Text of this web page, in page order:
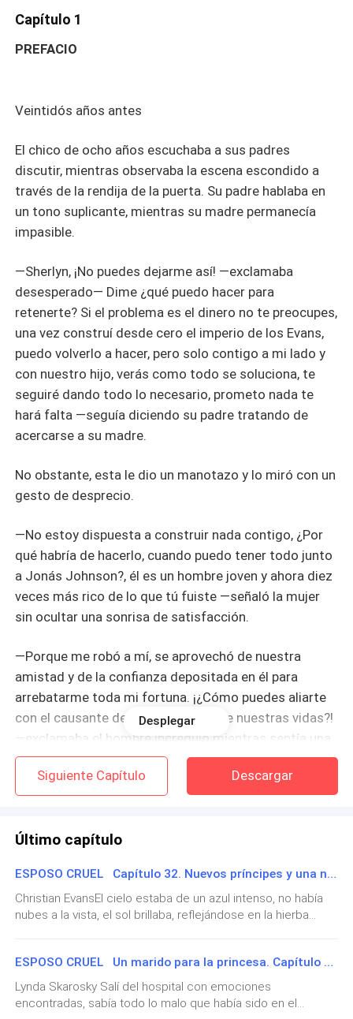
soportar situaciones de discusiones o escenas de este
Capítulo 1
PREFACIO
Veintidós años antes
El chico de ocho años escuchaba a sus padres
discutir, mientras observaba la escena escondido a
través de la rendija de la puerta. Su padre hablaba en
un tono suplicante, mientras su madre permanecía
impasible.
—Sherlyn, ¡No puedes dejarme así! —exclamaba
desesperado— Dime ¿qué puedo hacer para
retenerte? Si el problema es el dinero no te preocupes,
una vez construí desde cero el imperio de los Evans,
puedo volverlo a hacer, pero solo contigo a mi lado y
con nuestro hijo, verás como todo se soluciona, te
seguiré dando todo lo necesario, prometo nada te
hará falta —seguía diciendo su padre tratando de
acercarse a su madre.
No obstante, esta le dio un manotazo y lo miró con un
gesto de desprecio.
—No estoy dispuesta a construir nada contigo, ¿Por
qué habría de hacerlo, cuando puedo tener todo junto
a Jonás Johnson?, él es un hombre joven y ahora diez
veces más rico de lo que tú fuiste —señaló la mujer
sin ocultar una sonrisa de satisfacción.
—Porque me robó a mí, se aprovechó de nuestra
amistad y de la confianza depositada en él para
arrebatarme toda mi fortuna. ¡¿Cómo puedes aliarte
con el causante de la destrucción de nuestras vidas?!
—exclamaba el hombre incrédulo mientras sentía una
profunda tristeza, al darse cuenta de la naturaleza
egoísta e interesada de su esposa.
ofreciendo un futuro prometedor, en cambio a tu lado
eso no me resulta para nada atractivo —pronunció la
mujer alzando el mentón de manera desafiante, para
luego girarse y continuar con su tarea de empacar
—Si no quieres hacerlo por mí, hazlo por nuestro hijo,
Christian te necesita, ¿Acaso piensas dejarlo
Desplegar
Siguiente Capítulo Descargar
Último capítulo
ESPOSO CRUEL Capítulo 32. Nuevos príncipes y una nueva era para Balaica
Christian EvansEl cielo estaba de un azul intenso, no había
nubes a la vista, el sol brillaba, reflejándose en la hierba
un brillo dorado y el viento es justo, era como una suave
caricia en el rostro.Percibo los verdes olores de la tierra,
empapado el aire como una esponja, llenando mis fosas
nasales de un rico aroma. El aire huele a brisa cálida de
ESPOSO CRUEL Un marido para la princesa. Capítulo 31. Muñeca rota
Lynda Skarosky Salí del hospital con emociones
encontradas, sabía todo lo malo que había sido en el